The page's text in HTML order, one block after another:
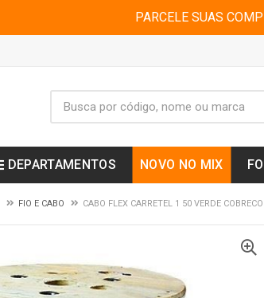
PARCELE SUAS
DEPARTAMENTOS NOVO NO MIX
FIO E CABO CABO FLEX CARRETEL 1 50 VERDE